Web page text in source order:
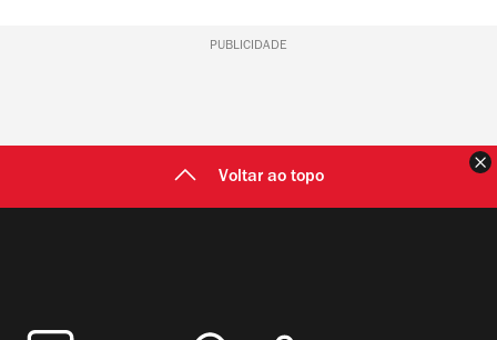
PUBLICIDADE
Voltar ao topo